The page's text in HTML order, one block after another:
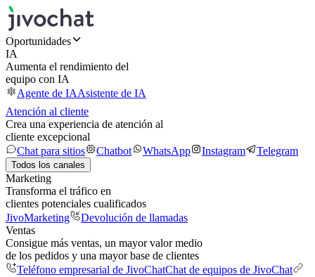
Oportunidades
IA
Aumenta el rendimiento del
equipo con IA
Agente de IAAsistente de IA
Atención al cliente
Crea una experiencia de atención al
cliente excepcional
Chat para sitios
Chatbot WhatsApp Instagram Telegram
Todos los canales
Marketing
Transforma el tráfico en
clientes potenciales cualificados
JivoMarketing
Devolución de llamadas
Ventas
Consigue más ventas, un mayor valor medio
de los pedidos y una mayor base de clientes
Teléfono empresarial de JivoChatChat de equipos de JivoChat